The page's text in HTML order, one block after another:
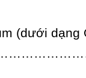
(dưới dạng